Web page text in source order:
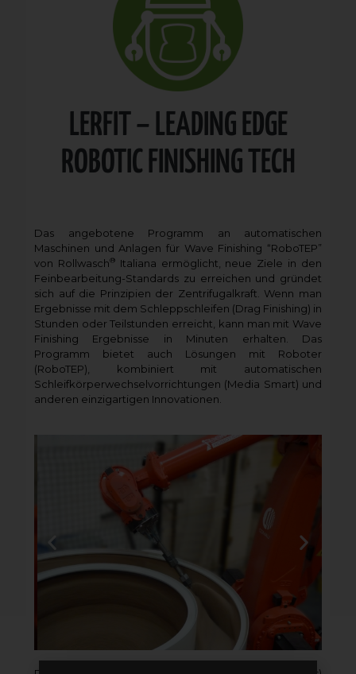
LERFIT – LEADING EDGE
ROBOTIC FINISHING TECH
Das angebotene Programm an automatischen
Maschinen und Anlagen für Wave Finishing “RoboTEP”
von Rollwasch®Italiana ermöglicht, neue Ziele in den
Feinbearbeitung-Standards zu erreichen und gründet
sich auf die Prinzipien der Zentrifugalkraft. Wenn man
Ergebnisse mit dem Schleppschleifen (Drag Finishing) in
Stunden oder Teilstunden erreicht, kann man mit Wave
Finishing Ergebnisse in Minuten erhalten. Das
Programm bietet auch Lösungen mit Roboter
(RoboTEP), kombiniert mit automatischen
Schleifkörperwechselvorrichtungen (Media Smart) und
anderen einzigartigen Innovationen.